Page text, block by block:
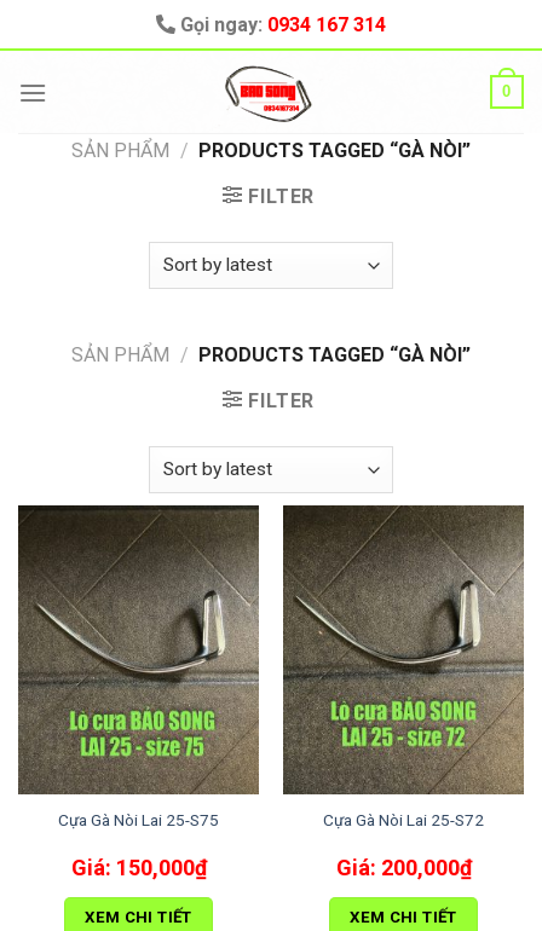
to
Gọi ngay: 0934 167 314
0
SẢN PHẨM / PRODUCTS TAGGED “GÀ NÒI”
FILTER
SẢN PHẨM / PRODUCTS TAGGED “GÀ NÒI”
FILTER
Cựa Gà Nòi Lai 25-S75
150,000₫
XEM CHI TIẾT
Cựa Gà Nòi Lai 25-S72
200,000₫
XEM CHI TIẾT